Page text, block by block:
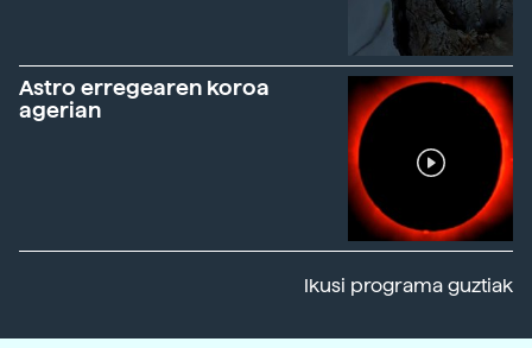
Astro erregearen koroa
agerian
Ikusi programa guztiak